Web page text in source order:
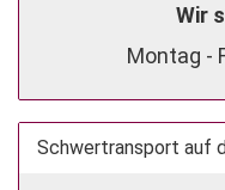
Wir
Montag -
Schwertransport auf